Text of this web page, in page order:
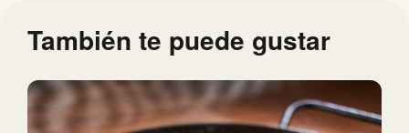
También te puede gustar